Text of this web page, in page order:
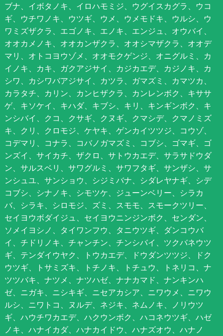
ブナ、イボタノキ、イロハモミジ、ウグイスカグラ、ウコ
ギ、ウチワノキ、ウツギ、ウメ、ウメモドキ、ウルシ、ウ
ワミズザクラ、エゴノキ、エノキ、エンジュ、オウバイ、
オオカメノキ、オオカンザクラ、オオシマザクラ、オオデ
マリ、オトコヨウゾメ、オオモクゲンジ、オニグルミ、カ
イノキ、カキ、ガクアジサイ、カジカエデ、カジノキ、カ
シワ、カシワバアジサイ、カツラ、ガマズミ、カマツカ、
カラタチ、カリン、カンヒザクラ、カンレンボク、キササ
ゲ、キソケイ、キハダ、キブシ、キリ、キンギンボク、キ
ンシバイ、クコ、クサギ、クヌギ、クマシデ、クマノミズ
キ、クリ、クロモジ、ケヤキ、ゲンカイツツジ、コウゾ、
コデマリ、コナラ、コバノガマズミ、コブシ、ゴマギ、ゴ
ンズイ、サイカチ、ザクロ、サトウカエデ、サラサドウダ
ン、サルスベリ、サワグルミ、サワフタギ、サンザシ、サ
ンシュユ、サンショウ、シジミバナ、シダレヤナギ、シデ
コブシ、シナノキ、シモツケ、ジューンベリー、シラカ
バ、シラキ、シロモジ、ズミ、スモモ、スモークツリー、
セイヨウボダイジュ、セイヨウニンジンボク、センダン、
ソメイヨシノ、タイワンフウ、タニウツギ、ダンコウバ
イ、チドリノキ、チャンチン、チンシバイ、ツクバネウツ
ギ、テンダイウヤク、トウカエデ、ドウダンツツジ、ドク
ウツギ、トサミズキ、トチノキ、トチュウ、トネリコ、ナ
ツツバキ、ナツメ、ナツハゼ、ナナカマド、ナンキンハ
ゼ、ニガキ、ニシキギ、ニセアカシア、ニワウメ、ニワウ
ルシ、ニワトコ、ヌルデ、ネジキ、ネムノキ、ノリウツ
ギ、ハウチワカエデ、ハクウンボク、ハコネウツギ、ハゼ
ノキ、ハナイカダ、ハナカイドウ、ハナズオウ、ハナノ